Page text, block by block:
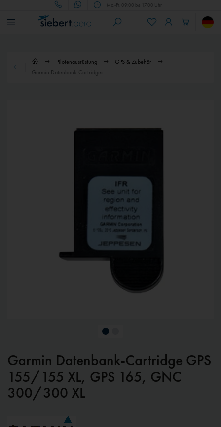
Mo.-Fr. 09:00 bis 17:00 Uhr
Pilotenausrüstung
GPS & Zubehör
Garmin Datenbank-Cartridges
Garmin Datenbank-Cartridge GPS
155/155 XL, GPS 165, GNC
300/300 XL